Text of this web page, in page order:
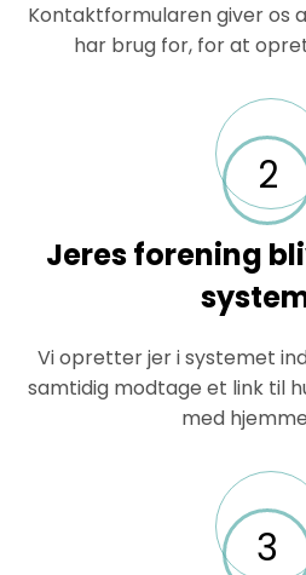
Kontaktformularen giver os
har brug for, for at
2
Jeres forening
Vi opretter jer i systemet
samtidig modtage et link til
med
3